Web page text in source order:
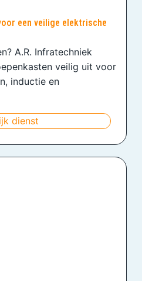
een veilige elektrische
A.R. Infratechniek
veilig uit voor
inductie en
dienst